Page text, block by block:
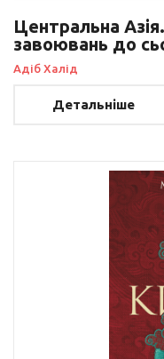
Центральна
завоювань до
Адіб Халід
Детальніше